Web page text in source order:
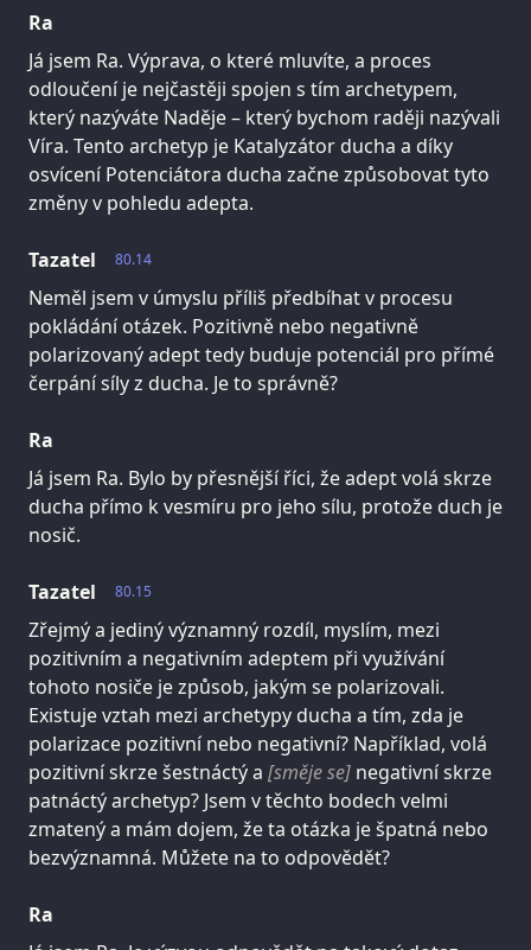
Ra
Já jsem Ra. Výprava, o které mluvíte, a proces
odloučení je nejčastěji spojen s tím archetypem,
který nazýváte Naděje – který bychom raději nazývali
Víra. Tento archetyp je Katalyzátor ducha a díky
osvícení Potenciátora ducha začne způsobovat tyto
změny v pohledu adepta.
80.14
Tazatel
Neměl jsem v úmyslu příliš předbíhat v procesu
pokládání otázek. Pozitivně nebo negativně
polarizovaný adept tedy buduje potenciál pro přímé
čerpání síly z ducha. Je to správně?
Ra
Já jsem Ra. Bylo by přesnější říci, že adept volá skrze
ducha přímo k vesmíru pro jeho sílu, protože duch je
nosič.
80.15
Tazatel
Zřejmý a jediný významný rozdíl, myslím, mezi
pozitivním a negativním adeptem při využívání
tohoto nosiče je způsob, jakým se polarizovali.
Existuje vztah mezi archetypy ducha a tím, zda je
polarizace pozitivní nebo negativní? Například, volá
pozitivní skrze šestnáctý a [směje se] negativní skrze
patnáctý archetyp? Jsem v těchto bodech velmi
zmatený a mám dojem, že ta otázka je špatná nebo
bezvýznamná. Můžete na to odpovědět?
Ra